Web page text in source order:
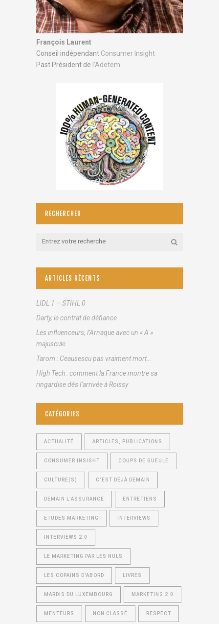
François Laurent
Conseil indépendant Consumer Insight
Past Président de l'Adetem
RECHERCHER
ARTICLES RÉCENTS
LIDL 1 – STIHL 0
Darty, le contrat de défiance
Les influenceurs, l’Arnaque avec un « A »
majuscule
Tarom : Ceausescu pas vraiment mort…
High Tech : comment la France montre sa
ringardise dès l’arrivée à Roissy
CATÉGORIES
ACTUALITÉ ARTICLES, PUBLICATIONS
CONSUMER INSIGHT COUPS DE GUEULE
CULTURE(S) C’EST DÉJÀ DEMAIN
DEMAIN L’ASSURANCE ENTRETIENS
ETUDES MARKETING INTERVIEWS
INTERVIEWS 2.0
LE MARKETING PAR LES NULS
LES COPAINS D'ABORD LIVRES
MARDIS DU LUXEMBOURG MARKETING 2.0
MENTEURS NON CLASSÉ RESPECT